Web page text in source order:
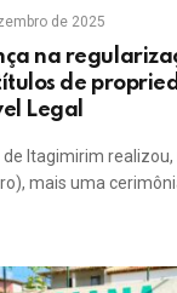
de 2025
na
de
Legal
de Itagimirim
mais uma